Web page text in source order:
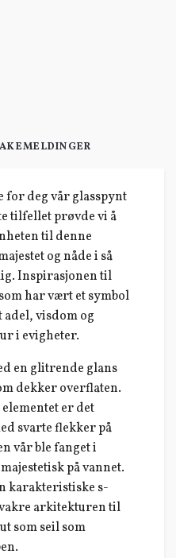
deg vår glasspynt
tilfellet prøvde vi å
til denne
og nåde i så
Inspirasjonen til
har vært et symbol
adel, visdom og
i evigheter.
en glitrende glans
dekker overflaten.
er det
svarte flekker på
vår ble fanget i
på vannet.
karakteristiske s-
arkitekturen til
som seil som